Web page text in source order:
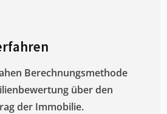
Berechnungsmethode
über den
der Immobilie.